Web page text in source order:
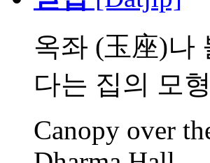
옥좌 (玉座)나
다는 집의 모
Canopy over